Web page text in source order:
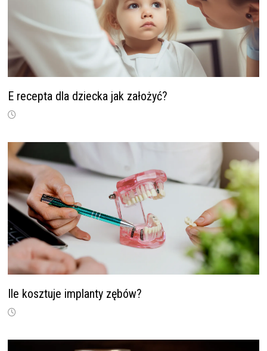
E recepta dla dziecka jak założyć?
Ile kosztuje implanty zębów?